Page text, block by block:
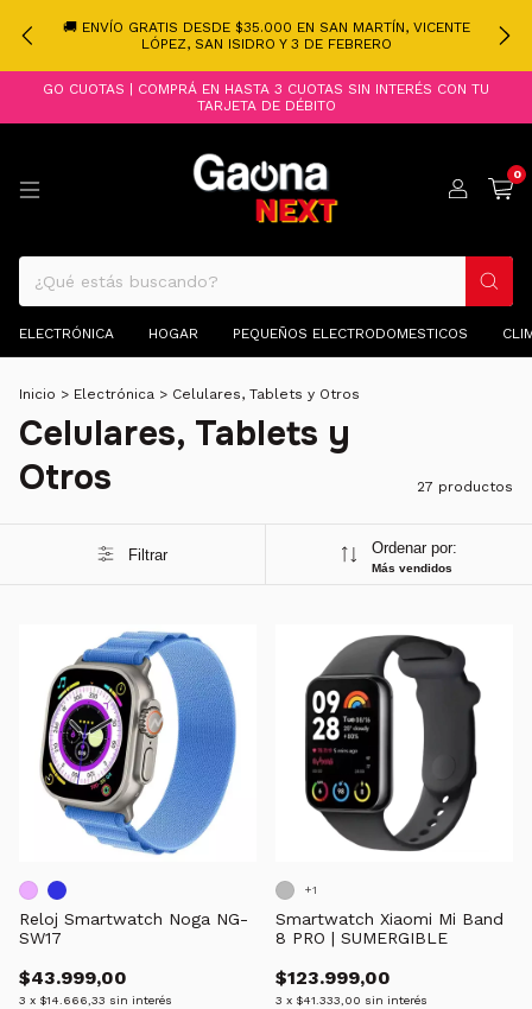
🚚 ENVÍO GRATIS DESDE $35.000 EN SAN MARTÍN, VICENTE
LÓPEZ, SAN ISIDRO Y 3 DE FEBRERO
GO CUOTAS | COMPRÁ EN HASTA 3 CUOTAS SIN INTERÉS CON TU
TARJETA DE DÉBITO
0
ELECTRÓNICA HOGAR PEQUEÑOS ELECTRODOMESTICOS
Inicio > Electrónica > Celulares, Tablets y Otros
Celulares, Tablets y
Otros
27 productos
Filtrar Ordenar por:
Más vendidos
Reloj Smartwatch Noga NG-
SW17
$43.999,00
3 x $14.666,33 sin interés
Smartwatch Xiaomi Mi Band
8 PRO | SUMERGIBLE
$123.999,00
3 x $41.333,00 sin interés
+1